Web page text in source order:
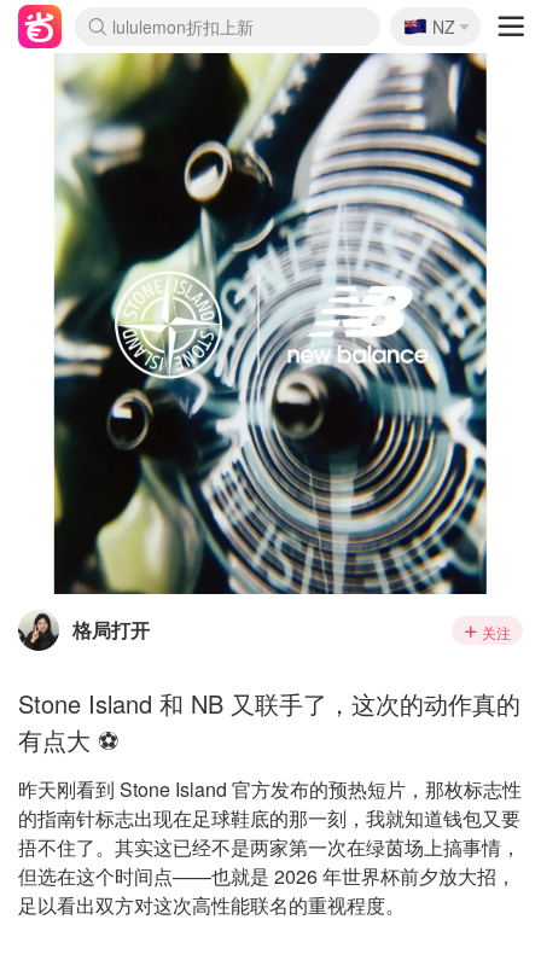
lululemon折扣上新
Sasa美妆护肤3.5折
SSENSE年中3折
FreshBeauty好价汇总
Cettire降价+叠9折
Farfetch折上8折
WWS Coles超市实拍
viagogo二手票捡漏
Myer清仓1折起
The Outnet奢牌1折起
David Jones 3折起
Flannels大牌1折
Perfumes Club护肤1折
AMIRO返校季6.2折
Oweek抽奖送Airpods
Amazon折扣汇总
eToro入金$200送$50
Amazon数码好物
ICONIC本周7.5折
ThedoubleF高奢地板价
Moose Knuckles 6折
丝芙兰5折起
EUFY官网3.7折起
Selenichast首饰2折
Trip机票酒店促销
YSL送5件彩妆礼
Amazon家居好物
BIGBANG巡演开票
David Jones时尚3折
Amazon美妆护肤
雅漾大喷$8
过敏原检测盒$33
伊索独家赠50ml沐浴露
科颜氏清仓3折
SEALIFE海洋馆门票6折
丝塔芙大白罐$16
订阅Newsletter送香薰
Cult Beauty 6.8折
Harrods圣诞日历2.3折
LN-CC奢牌私促3折
d'Alba空姐喷雾$16
EVE LOM套装逆天2折
Bernardelli独家4折
Adore Beauty 6折起
CT圣诞日历
Mytheresa奢品2.7折
Luxury Escapes 9折
Currentbody美容仪9折
卡诗9折+赠4件礼
MOON Garden Live
ALLSAINTS美衣3折
Roborock扫地机3.7折
Tingo Life水杯$24
Valentino官网5折
CR洗发护发6.3折
🇳🇿
NZ
格局打开 关注
Stone Island 和 NB 又联手了，这次的动作真的
有点大 ⚽
昨天刚看到 Stone Island 官方发布的预热短片，那枚标志性
的指南针标志出现在足球鞋底的那一刻，我就知道钱包又要
捂不住了。其实这已经不是两家第一次在绿茵场上搞事情，
但选在这个时间点——也就是 2026 年世界杯前夕放大招，
足以看出双方对这次高性能联名的重视程度。